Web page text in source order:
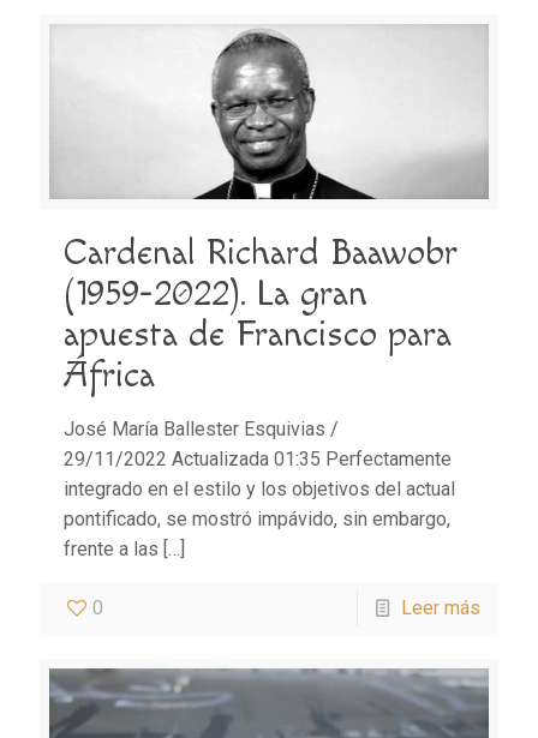
Cardenal Richard Baawobr
(1959-2022). La gran
apuesta de Francisco para
África
José María Ballester Esquivias /
29/11/2022 Actualizada 01:35 Perfectamente
integrado en el estilo y los objetivos del actual
pontificado, se mostró impávido, sin embargo,
frente a las […]
0 Leer más